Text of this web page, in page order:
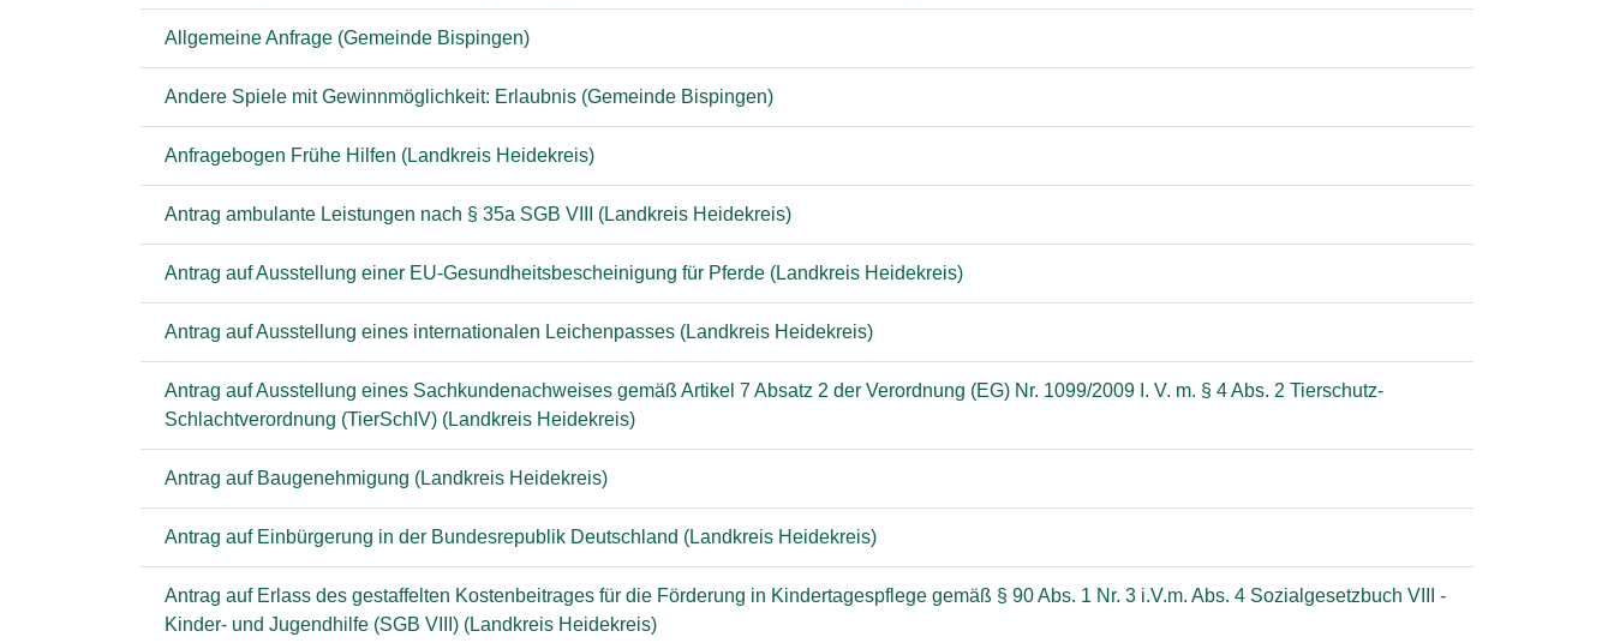
Allgemeine Anfrage (Gemeinde Bispingen)
Andere Spiele mit Gewinnmöglichkeit: Erlaubnis (Gemeinde Bispingen)
Anfragebogen Frühe Hilfen (Landkreis Heidekreis)
Antrag ambulante Leistungen nach § 35a SGB VIII (Landkreis Heidekreis)
Antrag auf Ausstellung einer EU-Gesundheitsbescheinigung für Pferde (Landkreis Heidekreis)
Antrag auf Ausstellung eines internationalen Leichenpasses (Landkreis Heidekreis)
Antrag auf Ausstellung eines Sachkundenachweises gemäß Artikel 7 Absatz 2 der Verordnung (EG) Nr. 1099/2009 I. V. m. § 4 Abs. 2 Tierschutz-
Schlachtverordnung (TierSchIV) (Landkreis Heidekreis)
Antrag auf Baugenehmigung (Landkreis Heidekreis)
Antrag auf Einbürgerung in der Bundesrepublik Deutschland (Landkreis Heidekreis)
Antrag auf Erlass des gestaffelten Kostenbeitrages für die Förderung in Kindertagespflege gemäß § 90 Abs. 1 Nr. 3 i.V.m. Abs. 4 Sozialgesetzbuch VIII -
Kinder- und Jugendhilfe (SGB VIII) (Landkreis Heidekreis)